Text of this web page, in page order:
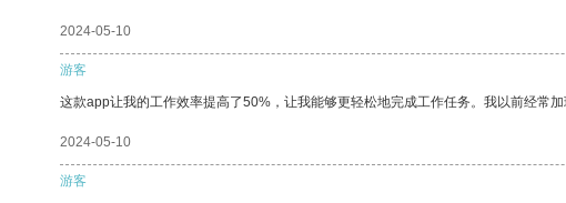
2024-05-10
游客
这款app让我的工作效率提高了50%，让我能够更轻松地完成工作任务。我以前经常
2024-05-10
游客